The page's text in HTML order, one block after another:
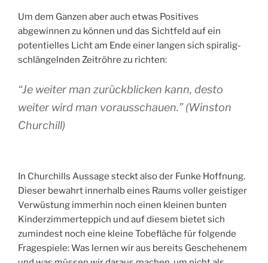
Um dem Ganzen aber auch etwas Positives
abgewinnen zu können und das Sichtfeld auf ein
potentielles Licht am Ende einer langen sich spiralig-
schlängelnden Zeitröhre zu richten:
“Je weiter man zurückblicken kann, desto
weiter wird man vorausschauen.”(Winston
Churchill)
In Churchills Aussage steckt also der Funke Hoffnung.
Dieser bewahrt innerhalb eines Raums voller geistiger
Verwüstung immerhin noch einen kleinen bunten
Kinderzimmerteppich und auf diesem bietet sich
zumindest noch eine kleine Tobefläche für folgende
Fragespiele: Was lernen wir aus bereits Geschehenem